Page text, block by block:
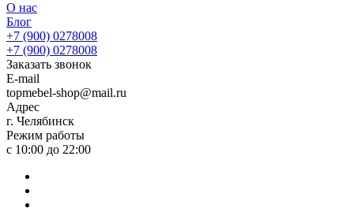
О нас
Блог
+7 (900) 0278008
+7 (900) 0278008
Заказать звонок
E-mail
topmebel-shop@mail.ru
Адрес
г. Челябинск
Режим работы
с 10:00 до 22:00